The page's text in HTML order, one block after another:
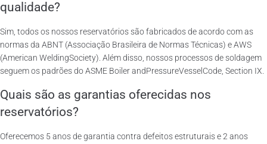
qualidade?
Sim, todos os nossos reservatórios são fabricados de acordo com as
normas da ABNT (Associação Brasileira de Normas Técnicas) e AWS
(American WeldingSociety). Além disso, nossos processos de soldagem
seguem os padrões do ASME Boiler andPressureVesselCode, Section IX.
Quais são as garantias oferecidas nos
reservatórios?
Oferecemos 5 anos de garantia contra defeitos estruturais e 2 anos